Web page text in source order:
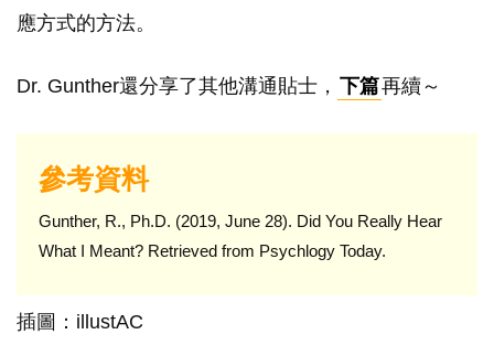
應方式的方法。
Dr. Gunther還分享了其他溝通貼士， 下篇再續～
參考資料
Gunther, R., Ph.D. (2019, June 28). Did You Really Hear
What I Meant? Retrieved from Psychlogy Today.
插圖：illustAC